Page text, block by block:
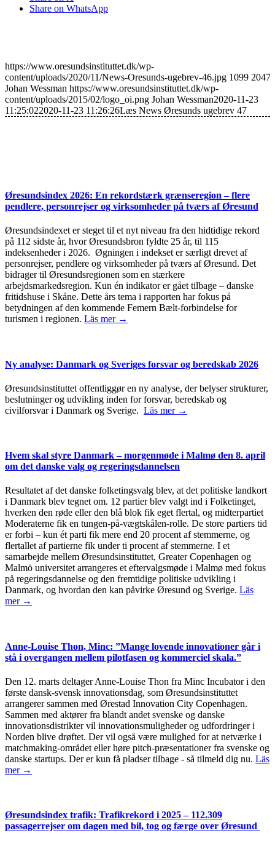
Share on WhatsApp
https://www.oresundsinstituttet.dk/wp-
content/uploads/2020/11/News-Oresunds-ugebrev-46.jpg 1099 2047
Johan Wessman https://www.oresundsinstituttet.dk/wp-
content/uploads/2015/02/logo_oi.png Johan Wessman2020-11-23
11:25:022020-11-23 11:26:26Læs News Øresunds ugebrev 47
Øresundsindex 2026: En rekordstærk grænseregion – flere
pendlere, personrejser og virksomheder på tværs af Øresund
Øresundsindexet er steget til et nyt niveau fra den hidtidige rekord
på 112 sidste år, hvor Øresundsbron fyldte 25 år, til 115
indeksenheder i 2026. Øgningen i indekset er særligt drevet af
personrejser, pendlere og virksomheder på tværs af Øresund. Det
bidrager til Øresundsregionen som en stærkere
arbejdsmarkedsregion. Kun én indikator er gået tilbage – danske
fritidshuse i Skåne. Dette års tema i rapporten har fokus på
betydningen af den kommende Femern Bælt-forbindelse for
turismen i regionen. Läs mer →
Ny analyse: Danmark og Sveriges forsvar og beredskab 2026
Øresundsinstituttet offentliggør en ny analyse, der belyser strukturer,
beslutninger og udvikling inden for forsvar, beredskab og
civilforsvar i Danmark og Sverige. Läs mer →
Hvem skal styre Danmark – morgenmøde i Malmø den 8. april
om det danske valg og regeringsdannelsen
Resultatet af det danske folketingsvalg blev, at det politiske landkort
i Danmark blev tegnet om. 12 partier blev valgt ind i Folketinget,
hverken den røde eller den blå blok fik eget flertal, og midterpartiet
Moderaterne fik en tungen-på-vægtskålen-rolle. De store partiers tid
er forbi – kun ét parti fik mere end 20 procent af stemmerne, og
flertallet af partierne fik under ti procent af stemmerne. I et
samarbejde mellem Øresundsinstituttet, Greater Copenhagen og
Malmö universitet arrangeres et eftervalgsmøde i Malmø med fokus
på regeringsdannelse og den fremtidige politiske udvikling i
Danmark, og hvordan den kan påvirke Øresund og Sverige. Läs
mer →
Anne-Louise Thon, Minc: ”Mange lovende innovationer går i
stå i overgangen mellem pilotfasen og kommerciel skala.”
Den 12. marts deltager Anne-Louise Thon fra Minc Incubator i den
første dansk-svensk innovationsdag, som Øresundsinstituttet
arrangerer sammen med Ørestad Innovation City Copenhagen.
Sammen med aktører fra blandt andet svenske og danske
innovationsdistrikter vil innovationsmuligheder og udfordringer i
Norden blive drøftet. Der vil også være mulighed for at netværke i
matchmaking-området eller høre pitch-præsentationer fra svenske og
danske startups. Der er kun få pladser tilbage - så tilmeld dig nu. Läs
mer →
Øresundsindex trafik: Trafikrekord i 2025 – 112.309
passagerrejser om dagen med bil, tog og færge over Øresund